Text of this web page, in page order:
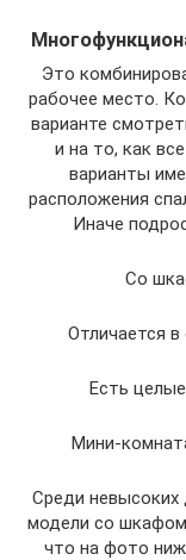
Это
рабочее место.
варианте
и на то, как
варианты
расположения
Иначе
Со
Отличается
Есть
Мини-
Среди невысоких
модели со шкафом
что на фото